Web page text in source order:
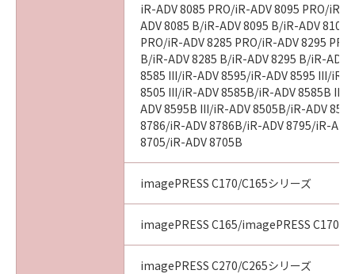
iR-ADV 8085 PRO/iR-ADV 8095 PRO/iR-
ADV 8085 B/iR-ADV 8095 B/iR-ADV 8105
PRO/iR-ADV 8285 PRO/iR-ADV 8295
B/iR-ADV 8285 B/iR-ADV 8295 B/iR-ADV
8585 III/iR-ADV 8595/iR-ADV 8595 III/iR-
8505 III/iR-ADV 8585B/iR-ADV 8585B III/
ADV 8595B III/iR-ADV 8505B/iR-ADV
8786/iR-ADV 8786B/iR-ADV 8795/iR-
8705/iR-ADV 8705B
imagePRESS C170/C165シリーズ
imagePRESS C165/imagePRESS C170
imagePRESS C270/C265シリーズ